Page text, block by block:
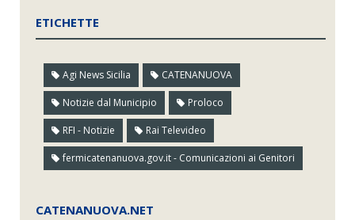
ETICHETTE
Agi News Sicilia CATENANUOVA
Notizie dal Municipio Proloco
RFI - Notizie Rai Televideo
fermicatenanuova.gov.it - Comunicazioni ai Genitori
CATENANUOVA.NET